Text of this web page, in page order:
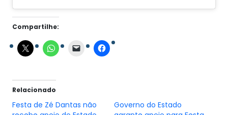
Compartilhe:
Relacionado
Festa de Zé Dantas não
Governo do Estado